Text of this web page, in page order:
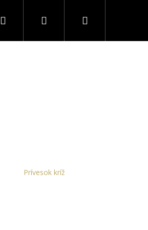
PRSTENE
Hľadať PrihlásenieNákupný
Prívesok kríž